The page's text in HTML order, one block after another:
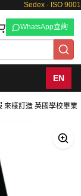
Sedex · ISO 9001
WhatsApp查詢
EN
來樣訂造 英國學校畢業